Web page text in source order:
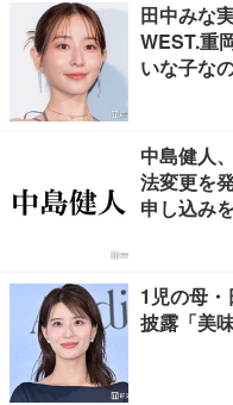
田中みな
WEST.重
いな子な
中島健人
法変更を
申し込み
1児の母
披露「美